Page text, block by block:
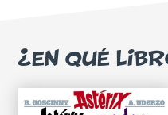
¿EN QUÉ